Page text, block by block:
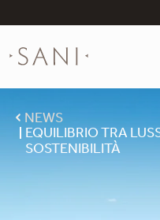
NEWS
EQUILIBRIO TRA
SOSTENIBILITÀ